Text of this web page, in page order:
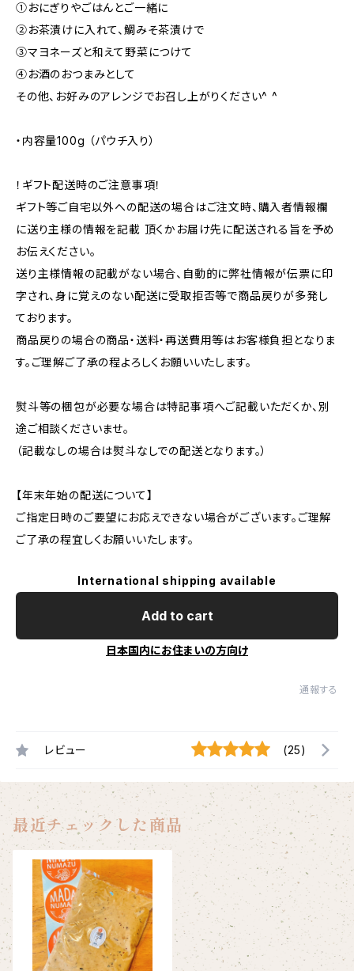
①おにぎりやごはんとご一緒に
②お茶漬けに入れて、鯛みそ茶漬けで
③マヨネーズと和えて野菜につけて
④お酒のおつまみとして
その他、お好みのアレンジでお召し上がりください^ ^
・内容量100g （パウチ入り）
！ギフト配送時のご注意事項！
ギフト等ご自宅以外への配送の場合はご注文時、購入者情報欄
に送り主様の情報を記載 頂くかお届け先に配送される旨を予め
お伝えください。
送り主様情報の記載がない場合、自動的に弊社情報が伝票に印
字され、身に覚えのない配送に受取拒否等で商品戻りが多発し
ております。
商品戻りの場合の商品・送料・再送費用等はお客様負担となりま
す。ご理解ご了承の程よろしくお願いいたします。
熨斗等の梱包が必要な場合は特記事項へご記載いただくか、別
途ご相談くださいませ。
（記載なしの場合は熨斗なしでの配送となります。）
【年末年始の配送について】
ご指定日時のご要望にお応えできない場合がございます。ご理解
ご了承の程宜しくお願いいたします。
International shipping available
Add to cart
日本国内にお住まいの方向け
通報する
レビュー (25)
最近チェックした商品